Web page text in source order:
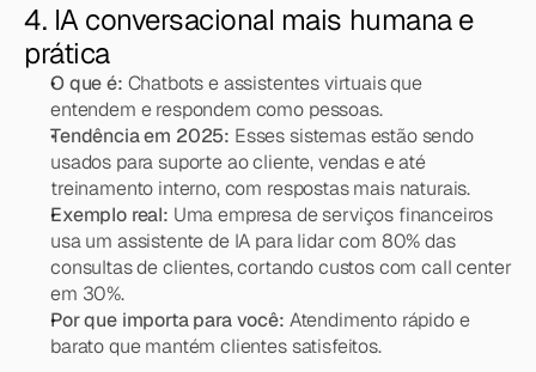
4. IA conversacional mais humana e
prática
O que é: Chatbots e assistentes virtuais que
entendem e respondem como pessoas.
Tendência em 2025: Esses sistemas estão sendo
usados para suporte ao cliente, vendas e até
treinamento interno, com respostas mais naturais.
Exemplo real: Uma empresa de serviços financeiros
usa um assistente de IA para lidar com 80% das
consultas de clientes, cortando custos com call center
em 30%.
Por que importa para você: Atendimento rápido e
barato que mantém clientes satisfeitos.